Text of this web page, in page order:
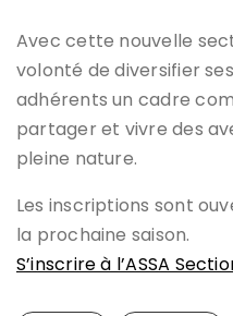
Avec cette nouvelle
volonté de diversifier
adhérents un cadre
partager et vivre des
pleine nature.
Les inscriptions sont
la prochaine saison.
S’inscrire à l’ASSA